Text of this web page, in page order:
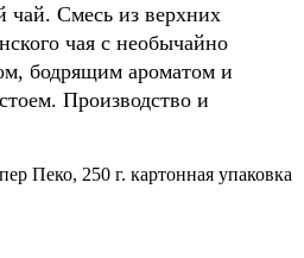
чай. Смесь из верхних
чая с необычайно
бодрящим ароматом и
Производство и